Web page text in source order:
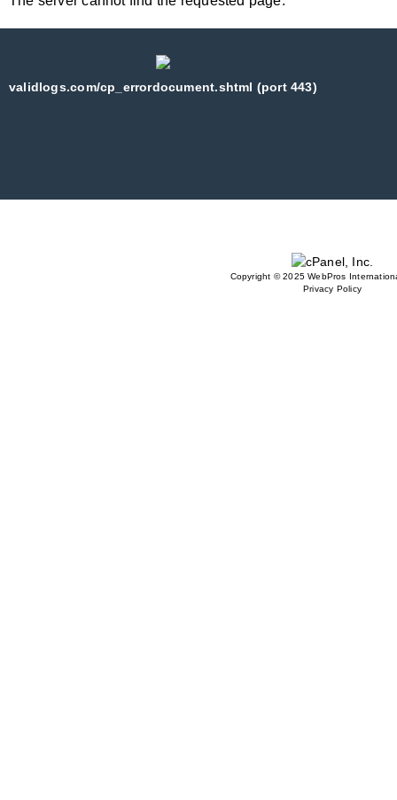
validlogs.com/cp_errordocument.shtml (port 443)
Copyright © 2025 WebPros
Privacy Policy